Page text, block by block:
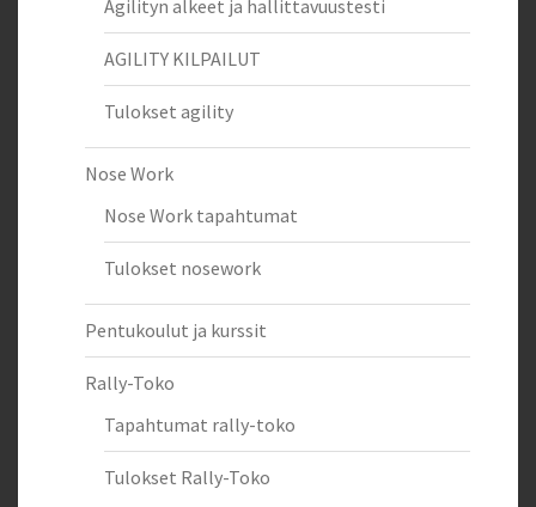
Agilityn alkeet ja hallittavuustesti
AGILITY KILPAILUT
Tulokset agility
Nose Work
Nose Work tapahtumat
Tulokset nosework
Pentukoulut ja kurssit
Rally-Toko
Tapahtumat rally-toko
Tulokset Rally-Toko